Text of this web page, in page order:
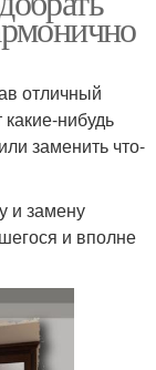
отличный
нибудь
заменить что-
и замену
и вполне